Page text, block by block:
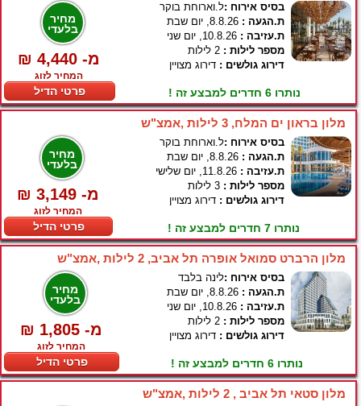
מחיר
בלעדי
₪ 4,440 -מ
המחיר לזוג
פרטי הדיל
בסיס אירוח :ל.וארוחת בוקר
ת.הגעה :
ת.עזיבה :
מספר לילות :
דירוג גולשים : דירוג מצויין
נותרו 6 חדרים למבצע זה !
מלון בראון ים המלח, 3 לילות ,אמצ"ש
מחיר
בלעדי
₪ 3,149 -מ
המחיר לזוג
פרטי הדיל
בסיס אירוח :ל.וארוחת בוקר
ת.הגעה :
ת.עזיבה :
מספר לילות :
דירוג גולשים : דירוג מצויין
נותרו 7 חדרים למבצע זה !
מלון הרברט סמואל אופרה תל אביב, 2 לילות ,אמצ"ש
מחיר
בלעדי
₪ 1,805 -מ
המחיר לזוג
פרטי הדיל
בסיס אירוח :לינה בלבד
ת.הגעה :
ת.עזיבה :
מספר לילות :
דירוג גולשים : דירוג מצויין
נותרו 6 חדרים למבצע זה !
מלון סטאי תל אביב , 2 לילות ,אמצ"ש